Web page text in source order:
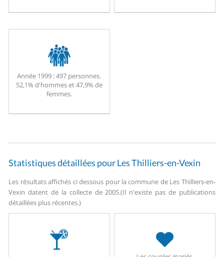
Année 1999 :497 personnes.
52,1% d'hommes et 47,9% de
femmes.
Statistiques détaillées pour Les Thilliers-en-Vexin
Les résultats affichés ci dessous pour la commune de Les Thilliers-en-
Vexin datent de la collecte de 2005.(Il n'existe pas de publications
détaillées plus récentes.)